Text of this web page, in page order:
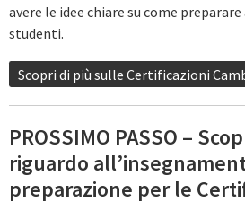
avere le idee chiare su come
studenti.
Scopri di più sulle Certificazioni
PROSSIMO PASSO –
riguardo
preparazione per le